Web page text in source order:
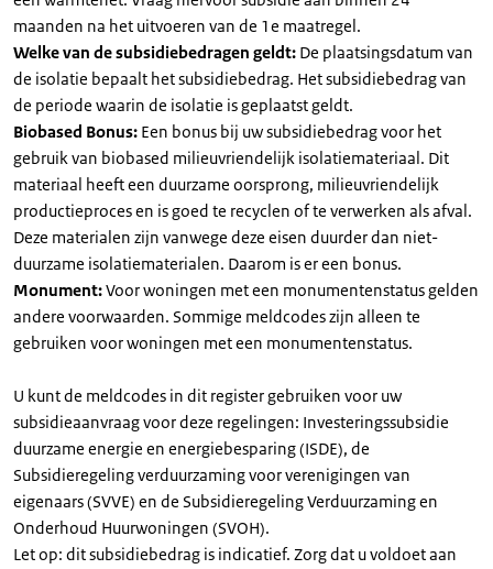
maanden na het uitvoeren van de 1e maatregel.
Welke van de subsidiebedragen geldt: De plaatsingsdatum van
de isolatie bepaalt het subsidiebedrag. Het subsidiebedrag van
de periode waarin de isolatie is geplaatst geldt.
Biobased Bonus: Een bonus bij uw subsidiebedrag voor het
gebruik van biobased milieuvriendelijk isolatiemateriaal. Dit
materiaal heeft een duurzame oorsprong, milieuvriendelijk
productieproces en is goed te recyclen of te verwerken als afval.
Deze materialen zijn vanwege deze eisen duurder dan niet-
duurzame isolatiematerialen. Daarom is er een bonus.
Monument:Voor woningen met een monumentenstatus gelden
andere voorwaarden. Sommige meldcodes zijn alleen te
gebruiken voor woningen met een monumentenstatus.
U kunt de meldcodes in dit register gebruiken voor uw
subsidieaanvraag voor deze regelingen: Investeringssubsidie
duurzame energie en energiebesparing (ISDE), de
Subsidieregeling verduurzaming voor verenigingen van
eigenaars (SVVE) en de Subsidieregeling Verduurzaming en
Onderhoud Huurwoningen (SVOH).
Let op: dit subsidiebedrag is indicatief. Zorg dat u voldoet aan